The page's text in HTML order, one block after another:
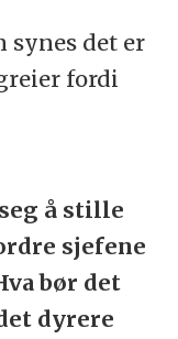
synes det er
fordi
å stille
sjefene
bør det
dyrere